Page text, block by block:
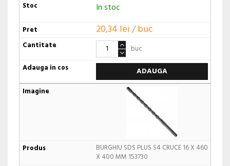
In stoc
20,34 lei / buc
buc
ADAUGA
BURGHIU SDS PLUS S4 CRUCE 16 X 460
X 400 MM 153730